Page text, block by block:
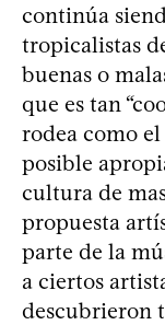
continúa
tropicalistas
buenas o
que es tan
rodea como el
posible
cultura de
propuesta
parte de la
a ciertos
descubrieron